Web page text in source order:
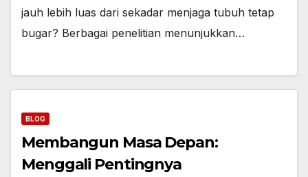
jauh lebih luas dari sekadar menjaga tubuh tetap
bugar? Berbagai penelitian menunjukkan…
BLOG
Membangun Masa Depan:
Menggali Pentingnya